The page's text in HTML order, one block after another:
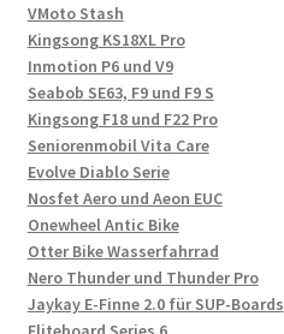
VMoto Stash
Kingsong KS18XL Pro
Inmotion P6 und V9
Seabob SE63, F9 und F9 S
Kingsong F18 und F22 Pro
Seniorenmobil Vita Care
Evolve Diablo Serie
Nosfet Aero und Aeon EUC
Onewheel Antic Bike
Otter Bike Wasserfahrrad
Nero Thunder und Thunder Pro
Jaykay E-Finne 2.0 für SUP-Boards